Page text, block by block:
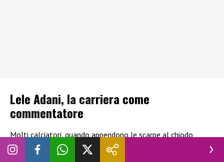
Lele Adani, la carriera come
commentatore
Molti calciatori, quando appendono le scarpe al chiodo,
scelgono di rimanere nell’ambiente, chi diventa allenatore,
chi manager, chi opinionista sportivo e chi invece si lancia